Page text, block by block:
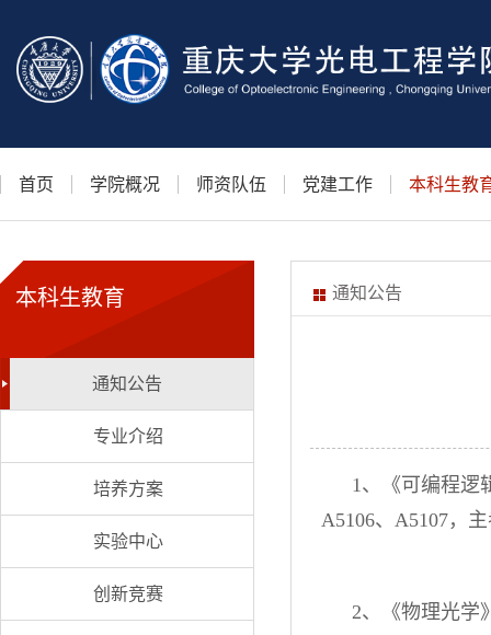
首页 学院概况 师资队伍 党建工作 本科生教
本科生教育
通知公告
专业介绍
培养方案
实验中心
创新竞赛
通知公告
1、《可编程逻
A5106、A5107，
2、《物理光学